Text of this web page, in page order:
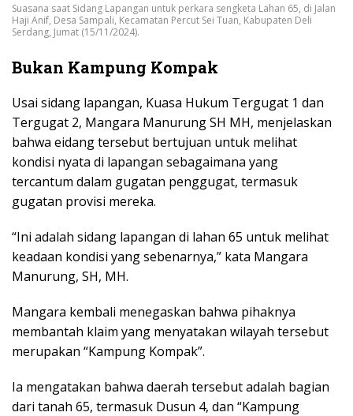
Suasana saat Sidang Lapangan untuk perkara sengketa Lahan 65, di Jalan
Haji Anif, Desa Sampali, Kecamatan Percut Sei Tuan, Kabupaten Deli
Serdang, Jumat (15/11/2024).
Bukan Kampung Kompak
Usai sidang lapangan, Kuasa Hukum Tergugat 1 dan
Tergugat 2, Mangara Manurung SH MH, menjelaskan
bahwa eidang tersebut bertujuan untuk melihat
kondisi nyata di lapangan sebagaimana yang
tercantum dalam gugatan penggugat, termasuk
gugatan provisi mereka.
“Ini adalah sidang lapangan di lahan 65 untuk melihat
keadaan kondisi yang sebenarnya,” kata Mangara
Manurung, SH, MH.
Mangara kembali menegaskan bahwa pihaknya
membantah klaim yang menyatakan wilayah tersebut
merupakan “Kampung Kompak”.
Ia mengatakan bahwa daerah tersebut adalah bagian
dari tanah 65, termasuk Dusun 4, dan “Kampung